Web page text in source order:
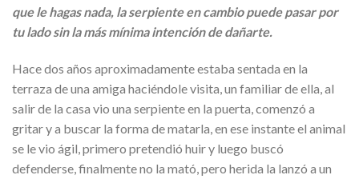
que le hagas nada, la serpiente en cambio puede pasar por
tu lado sin la más mínima intención de dañarte.
Hace dos años aproximadamente estaba sentada en la
terraza de una amiga haciéndole visita, un familiar de ella, al
salir de la casa vio una serpiente en la puerta, comenzó a
gritar y a buscar la forma de matarla, en ese instante el animal
se le vio ágil, primero pretendió huir y luego buscó
defenderse, finalmente no la mató, pero herida la lanzó a un